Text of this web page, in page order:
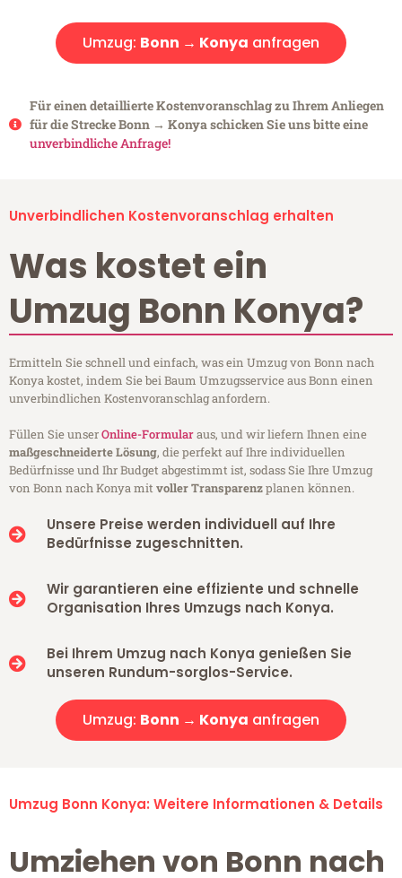
Umzug: Bonn → Konya anfragen
Für einen detaillierte Kostenvoranschlag zu Ihrem Anliegen
für die Strecke Bonn → Konya schicken Sie uns bitte eine
unverbindliche Anfrage!
Unverbindlichen Kostenvoranschlag erhalten
Was kostet ein
Umzug Bonn Konya?
Ermitteln Sie schnell und einfach, was ein Umzug von Bonn nach
Konya kostet, indem Sie bei Baum Umzugsservice aus Bonn einen
unverbindlichen Kostenvoranschlag anfordern.
Füllen Sie unserOnline-Formularaus, und wir liefern Ihnen eine
maßgeschneiderte Lösung, die perfekt auf Ihre individuellen
Bedürfnisse und Ihr Budget abgestimmt ist, sodass Sie Ihre Umzug
von Bonn nach Konya mitvoller Transparenzplanen können.
Unsere Preise werden individuell auf Ihre
Bedürfnisse zugeschnitten.
Wir garantieren eine effiziente und schnelle
Organisation Ihres Umzugs nach Konya.
Bei Ihrem Umzug nach Konya genießen Sie
unseren Rundum-sorglos-Service.
Umzug: Bonn → Konya anfragen
Umzug Bonn Konya: Weitere Informationen & Details
Umziehen von Bonn nach